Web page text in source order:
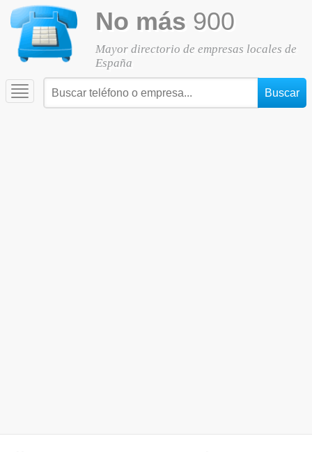
No más 900
Mayor directorio de empresas locales de
España
Toggle
navigation